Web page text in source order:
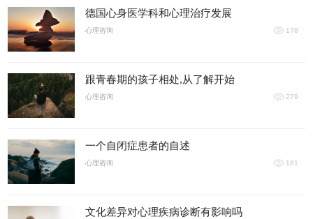
德国心身医学科和心理治疗发展
心理咨询 178
跟青春期的孩子相处,从了解开始
心理咨询 279
一个自闭症患者的自述
心理咨询 181
文化差异对心理疾病诊断有影响吗